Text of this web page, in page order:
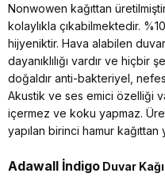
Nonwowen kağıttan
kolaylıkla çıkabilmektedir.
hijyeniktir. Hava alabilen duvar
dayanıklılığı vardır ve hiçbir
doğaldır anti-bakteriyel,
Akustik ve ses emici özelliği
içermez ve koku yapmaz.
yapılan birinci hamur kağıttan
Adawall İndigo Duvar